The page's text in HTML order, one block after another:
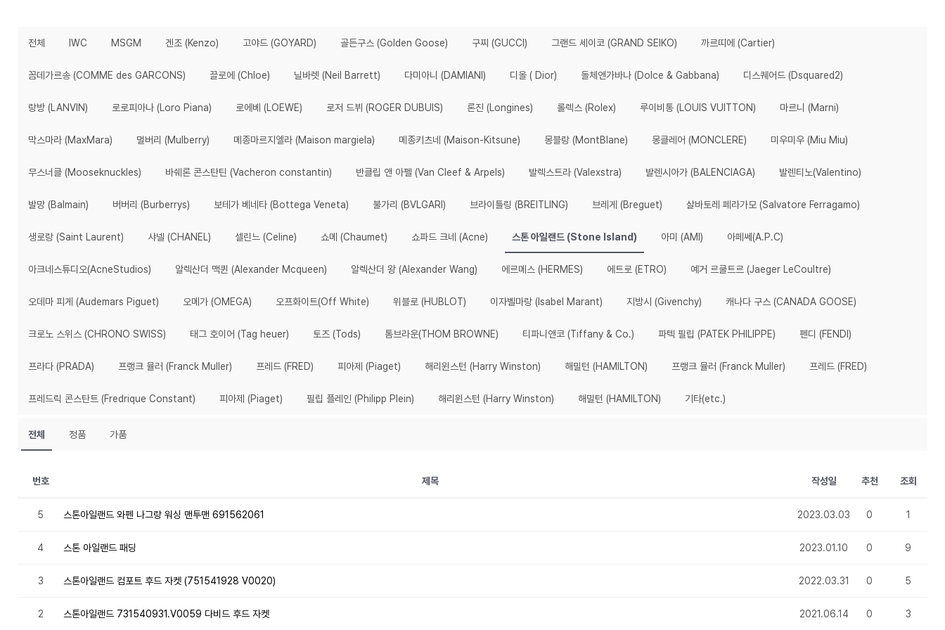
전체 IWC MSGM 겐조 (Kenzo) 고야드 (GOYARD) 골든구스 (Golden Goose) 구찌 (GUCCI) 그랜드 세이코 (GRAND SEIKO) 까르띠에 (Cartier)
꼼데가르송 (COMME des GARCONS) 끌로에 (Chloe) 닐바렛 (Neil Barrett) 다미아니 (DAMIANI) 디올 ( Dior) 돌체앤가바나 (Dolce & Gabbana) 디스퀘어드 (Dsquared2)
랑방 (LANVIN) 로로피아나 (Loro Piana) 로에베 (LOEWE) 로저 드뷔 (ROGER DUBUIS) 론진 (Longines) 롤렉스 (Rolex) 루이비통 (LOUIS VUITTON) 마르니 (Marni)
막스마라 (MaxMara) 멀버리 (Mulberry) 메종마르지엘라 (Maison margiela) 메종키츠네 (Maison-Kitsune) 몽블랑 (MontBlane) 몽클레어 (MONCLERE) 미우미우 (Miu Miu)
무스너클 (Mooseknuckles) 바쉐론 콘스탄틴 (Vacheron constantin) 반클립 앤 아펠 (Van Cleef & Arpels) 발렉스트라 (Valexstra) 발렌시아가 (BALENCIAGA) 발렌티노(Valentino)
발망 (Balmain) 버버리 (Burberrys) 보테가 베네타 (Bottega Veneta) 불가리 (BVLGARI) 브라이틀링 (BREITLING) 브레게 (Breguet) 살바토레 페라가모 (Salvatore Ferragamo)
생로랑 (Saint Laurent) 샤넬 (CHANEL) 셀린느 (Celine) 쇼메 (Chaumet) 쇼파드 크네 (Acne) 스톤 아일랜드 (Stone Island) 아미 (AMI) 아페쎄(A.P.C)
아크네스튜디오(AcneStudios) 알렉산더 맥퀸 (Alexander Mcqueen) 알렉산더 왕 (Alexander Wang) 에르메스 (HERMES) 에트로 (ETRO) 예거 르쿨트르 (Jaeger LeCoultre)
오데마 피게 (Audemars Piguet) 오메가 (OMEGA) 오프화이트(Off White) 위블로 (HUBLOT) 이자벨마랑 (Isabel Marant) 지방시 (Givenchy) 캐나다 구스 (CANADA GOOSE)
크로노 스위스 (CHRONO SWISS) 태그 호이어 (Tag heuer) 토즈 (Tods) 톰브라운(THOM BROWNE) 티파니앤코 (Tiffany & Co.) 파텍 필립 (PATEK PHILIPPE) 펜디 (FENDI)
프라다 (PRADA) 프랭크 뮬러 (Franck Muller) 프레드 (FRED) 피아제 (Piaget) 해리윈스턴 (Harry Winston) 해밀턴 (HAMILTON) 프랭크 뮬러 (Franck Muller) 프레드 (FRED)
프레드릭 콘스탄트 (Fredrique Constant) 피아제 (Piaget) 필립 플레인 (Philipp Plein) 해리윈스턴 (Harry Winston) 해밀턴 (HAMILTON) 기타(etc.)
전체 정품 가품
번호 제목 작성일 추천 조회
5 스톤아일랜드 와펜 나그랑 워싱 맨투맨 691562061 2023.03.03 0 1
4 스톤 아일랜드 패딩 2023.01.10 0 9
3 스톤아일랜드 컴포트 후드 자켓 (751541928 V0020) 2022.03.31 0 5
2 스톤아일랜드 731540931.V0059 다비드 후드 자켓 2021.06.14 0 3